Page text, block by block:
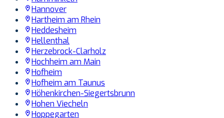
Hannover
Hartheim am Rhein
Heddesheim
Hellenthal
Herzebrock-Clarholz
Hochheim am Main
Hofheim
Hofheim am Taunus
Höhenkirchen-Siegertsbrunn
Hohen Viecheln
Hoppegarten